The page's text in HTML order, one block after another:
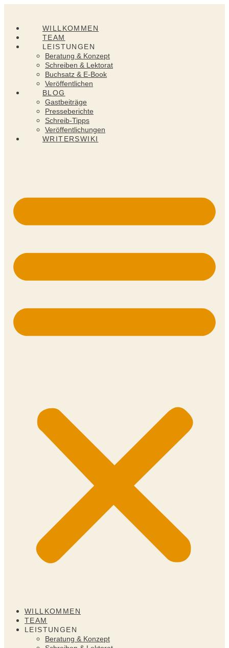
springen
WILLKOMMEN
TEAM
LEISTUNGEN
Beratung & Konzept
Schreiben & Lektorat
Buchsatz & E-Book
Veröffentlichen
BLOG
Gastbeiträge
Presseberichte
Schreib-Tipps
Veröffentlichungen
WRITERSWIKI
WILLKOMMEN
TEAM
LEISTUNGEN
Beratung & Konzept